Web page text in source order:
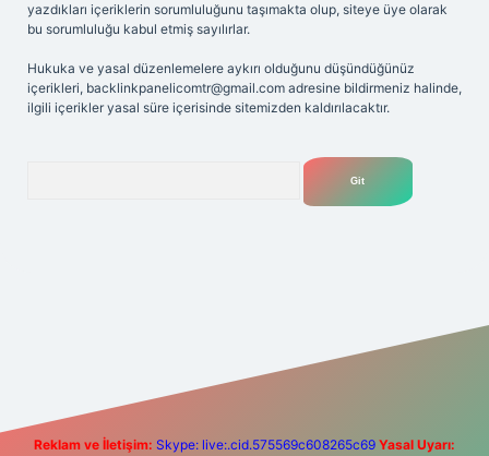
yazdıkları içeriklerin sorumluluğunu taşımakta olup, siteye üye olarak
bu sorumluluğu kabul etmiş sayılırlar.
Hukuka ve yasal düzenlemelere aykırı olduğunu düşündüğünüz
içerikleri, backlinkpanelicomtr@gmail.com adresine bildirmeniz halinde,
ilgili içerikler yasal süre içerisinde sitemizden kaldırılacaktır.
Reklam ve İletişim: Skype: live:.cid.575569c608265c69 Yasal Uyarı: